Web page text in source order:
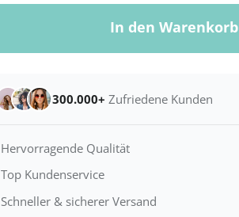
In den Warenkorb
300.000+ Zufriedene Kunden
Hervorragende Qualität
Top Kundenservice
Schneller & sicherer Versand